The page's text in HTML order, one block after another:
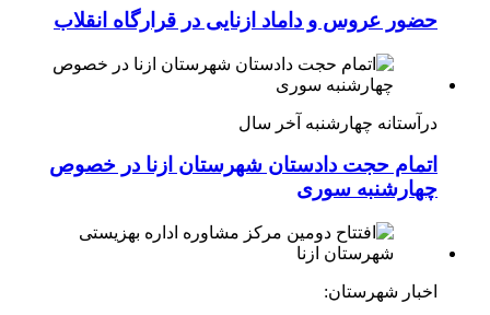
حضور عروس و داماد ازنایی در قرارگاه انقلاب
درآستانه چهارشنبه آخر سال
اتمام حجت دادستان شهرستان ازنا در خصوص
چهارشنبه ‌سوری
اخبار شهرستان: